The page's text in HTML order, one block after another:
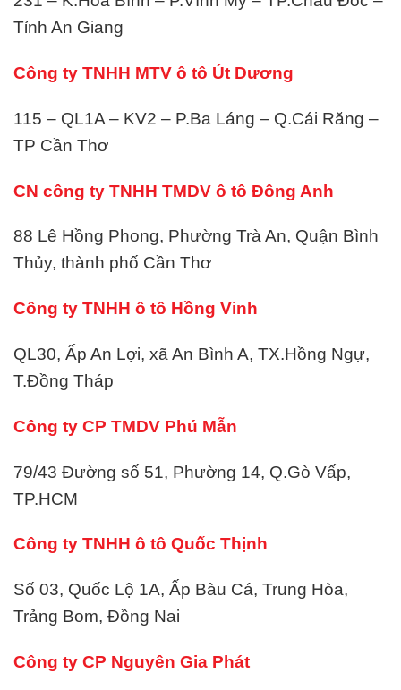
Tỉnh An Giang
Công ty TNHH MTV ô tô Út Dương
115 – QL1A – KV2 – P.Ba Láng – Q.Cái Răng –
TP Cần Thơ
CN công ty TNHH TMDV ô tô Đông Anh
88 Lê Hồng Phong, Phường Trà An, Quận Bình
Thủy, thành phố Cần Thơ
Công ty TNHH ô tô Hồng Vinh
QL30, Ấp An Lợi, xã An Bình A, TX.Hồng Ngự,
T.Đồng Tháp
Công ty CP TMDV Phú Mẫn
79/43 Đường số 51, Phường 14, Q.Gò Vấp,
TP.HCM
Công ty TNHH ô tô Quốc Thịnh
Số 03, Quốc Lộ 1A, Ấp Bàu Cá, Trung Hòa,
Trảng Bom, Đồng Nai
Công ty CP Nguyên Gia Phát